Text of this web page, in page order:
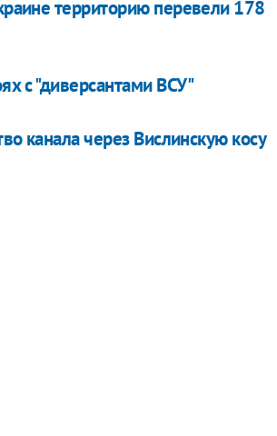
территорию перевели 178
с "диверсантами ВСУ"
канала через Вислинскую косу